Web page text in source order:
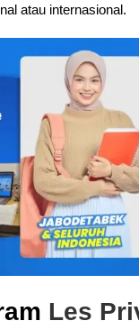
atau internasional.
Les